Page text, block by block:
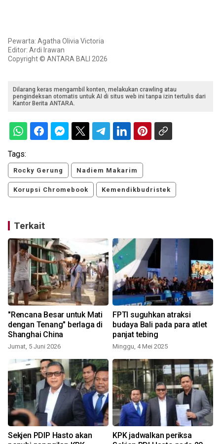
Pewarta: Agatha Olivia Victoria
Editor: Ardi Irawan
Copyright © ANTARA BALI 2026
Dilarang keras mengambil konten, melakukan crawling atau
pengindeksan otomatis untuk AI di situs web ini tanpa izin tertulis dari
Kantor Berita ANTARA.
Tags:
Rocky Gerung Nadiem Makarim
Korupsi Chromebook Kemendikbudristek
Terkait
"Rencana Besar untuk Mati
dengan Tenang" berlaga di
Shanghai China
Jumat, 5 Juni 2026
FPTI suguhkan atraksi
budaya Bali pada para atlet
panjat tebing
Minggu, 4 Mei 2025
Sekjen PDIP Hasto akan
KPK jadwalkan periksa